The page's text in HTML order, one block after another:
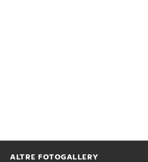
ALTRE FOTOGALLERY